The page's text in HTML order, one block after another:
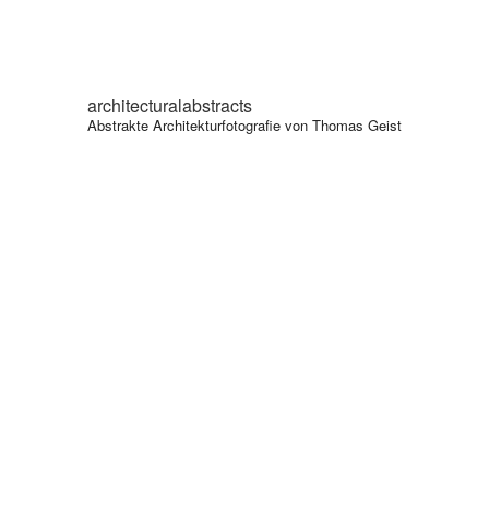
architecturalabstracts
Abstrakte Architekturfotografie von Thomas Geist